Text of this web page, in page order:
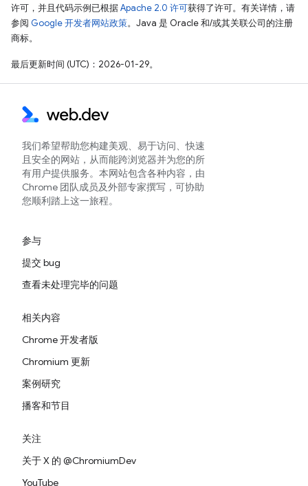
许可，并且代码示例已根据Apache 2.0 许可获得了许可。有关详情，请
参阅 Google 开发者网站政策。Java 是 Oracle 和/或其关联公司的注册
商标。
最后更新时间 (UTC)：2026-01-29。
我们希望帮助您构建美观、易于访问、快速
且安全的网站，从而能跨浏览器并为您的所
有用户提供服务。本网站包含各种内容，由
Chrome 团队成员及外部专家撰写，可协助
您顺利踏上这一旅程。
参与
提交 bug
查看未处理完毕的问题
相关内容
Chrome 开发者版
Chromium 更新
案例研究
播客和节目
关注
关于 X 的 @ChromiumDev
YouTube